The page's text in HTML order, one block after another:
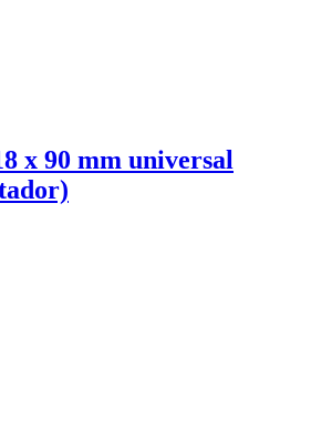
x 90 mm universal